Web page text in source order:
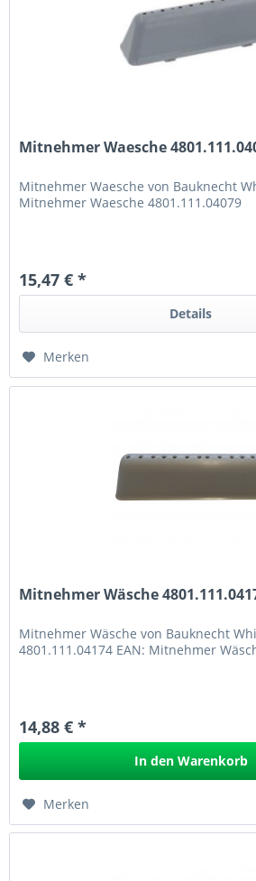
Mitnehmer Waesche
Mitnehmer Waesche von Bauknecht
Mitnehmer Waesche 4801.111.04079
15,47 € *
Details
Merken
Mitnehmer Wäsche
Mitnehmer Wäsche von Bauknecht
4801.111.04174 EAN: Mitnehmer
14,88 € *
In den Warenkorb
Merken